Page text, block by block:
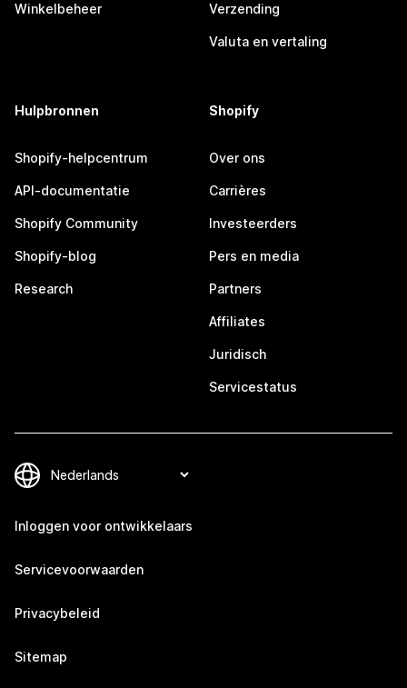
Winkelbeheer Verzending
Valuta en vertaling
Hulpbronnen
Shopify-helpcentrum
API-documentatie
Shopify Community
Shopify-blog
Research
Shopify
Over ons
Carrières
Investeerders
Pers en media
Partners
Affiliates
Juridisch
Servicestatus
Inloggen voor ontwikkelaars
Servicevoorwaarden
Privacybeleid
Sitemap